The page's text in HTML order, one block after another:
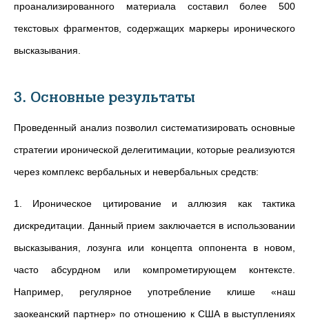
проанализированного материала составил более 500
текстовых фрагментов, содержащих маркеры иронического
высказывания.
3. Основные результаты
Проведенный анализ позволил систематизировать основные
стратегии иронической делегитимации, которые реализуются
через комплекс вербальных и невербальных средств:
1. Ироническое цитирование и аллюзия как тактика
дискредитации. Данный прием заключается в использовании
высказывания, лозунга или концепта оппонента в новом,
часто абсурдном или компрометирующем контексте.
Например, регулярное употребление клише «наш
заокеанский партнер» по отношению к США в выступлениях